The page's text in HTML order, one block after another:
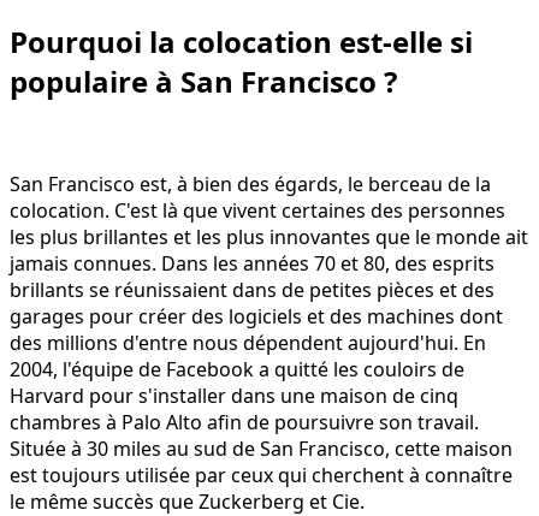
Pourquoi la colocation est-elle si
populaire à San Francisco ?
San Francisco est, à bien des égards, le berceau de la
colocation. C'est là que vivent certaines des personnes
les plus brillantes et les plus innovantes que le monde ait
jamais connues. Dans les années 70 et 80, des esprits
brillants se réunissaient dans de petites pièces et des
garages pour créer des logiciels et des machines dont
des millions d'entre nous dépendent aujourd'hui. En
2004, l'équipe de Facebook a quitté les couloirs de
Harvard pour s'installer dans une maison de cinq
chambres à Palo Alto afin de poursuivre son travail.
Située à 30 miles au sud de San Francisco, cette maison
est toujours utilisée par ceux qui cherchent à connaître
le même succès que Zuckerberg et Cie.